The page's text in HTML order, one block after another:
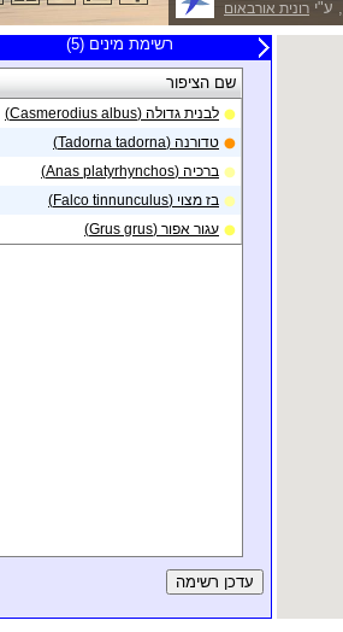
, ע"י רונית אורבאום
רשימת מינים (5)
20 תצפיות אחרונות
שם הציפור
לבנית גדולה (Casmerodius albus)
טדורנה (Tadorna tadorna)
ברכיה (Anas platyrhynchos)
בז מצוי (Falco tinnunculus)
עגור אפור (Grus grus)
צופה
28/01/2014
תצפית באזוראגמון